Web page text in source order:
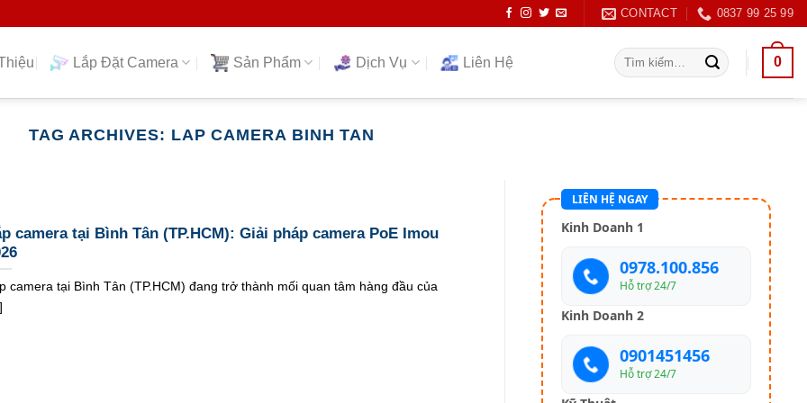
CONTACT 0837 99 25 99
Lắp Đặt Camera Sản Phẩm Dịch Vụ Liên Hệ
Tìm
kiếm:
0
TAG ARCHIVES: LAP CAMERA BINH TAN
camera tại Bình Tân (TP.HCM): Giải pháp camera PoE Imou
camera tại Bình Tân (TP.HCM) đang trở thành mối quan tâm hàng đầu của
LIÊN HỆ NGAY
Kinh Doanh 1
0978.100.856
Hỗ trợ 24/7
Kinh Doanh 2
0901451456
Hỗ trợ 24/7